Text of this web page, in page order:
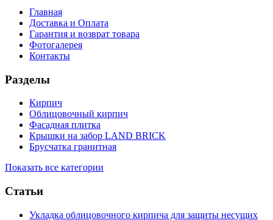
Главная
Доставка и Оплата
Гарантия и возврат товара
Фотогалерея
Контакты
Разделы
Кирпич
Облицовочный кирпич
Фасадная плитка
Крышки на забор LAND BRICK
Брусчатка гранитная
Показать все категории
Статьи
Укладка облицовочного кирпича для защиты несущих